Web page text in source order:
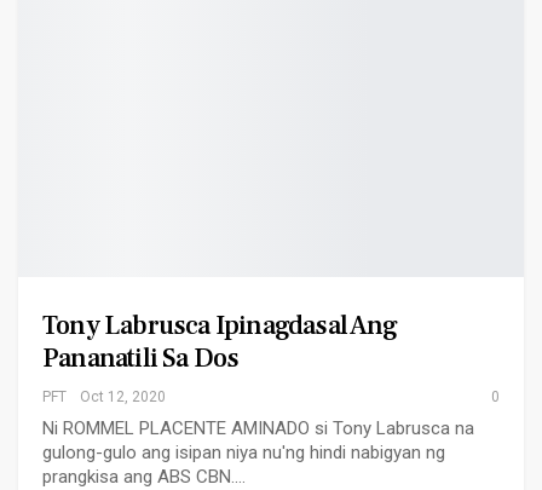
Tony Labrusca Ipinagdasal Ang
Pananatili Sa Dos
PFT Oct 12, 2020 0
Ni ROMMEL PLACENTE AMINADO si Tony Labrusca na
gulong-gulo ang isipan niya nu'ng hindi nabigyan ng
prangkisa ang ABS CBN.…